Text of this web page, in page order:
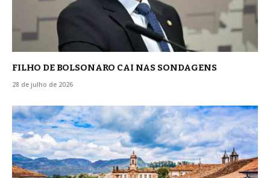
FILHO DE BOLSONARO CAI NAS SONDAGENS
28 de julho de 2026